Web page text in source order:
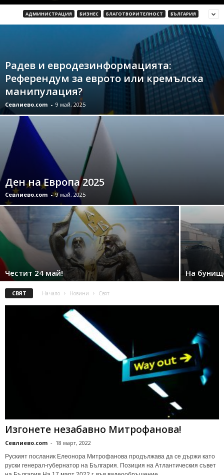
АДМИНИСТРАЦИЯ БИЗНЕС БЛАГОТВОРИТЕЛНОСТ БЪЛГАРИЯ
Радев и евродезинформацията:
Референдум за еврото или кремълска
манипулация?
Севлиево.com - 9 май, 2025
Ден на Европа 2025
Севлиево.com - 9 май, 2025
Честит 24 май! На
СВЯТ Начало Новини Свят
Изгонете незабавно Митрофанова!
Севлиево.com - 18 март, 2022
Руският посланик Елеонора Митрофанова продължава да се държи като
руски генерал-губернатор на България. Позиция на Атлантическия съвет